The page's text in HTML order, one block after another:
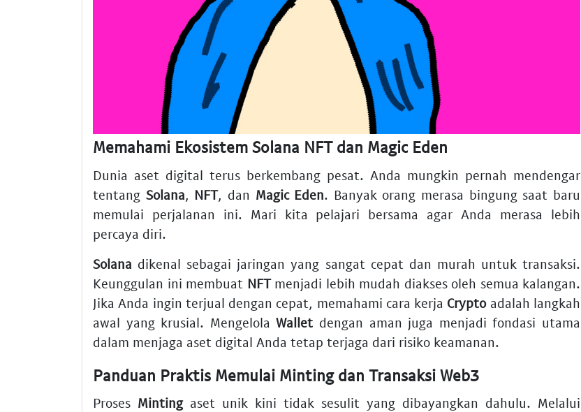
Memahami Ekosistem Solana NFT dan Magic Eden
Dunia aset digital terus berkembang pesat. Anda mungkin pernah mendengar
tentang Solana, NFT, dan Magic Eden. Banyak orang merasa bingung saat baru
memulai perjalanan ini. Mari kita pelajari bersama agar Anda merasa lebih
percaya diri.
Solana dikenal sebagai jaringan yang sangat cepat dan murah untuk transaksi.
Keunggulan ini membuat NFTmenjadi lebih mudah diakses oleh semua kalangan.
Jika Anda ingin terjual dengan cepat, memahami cara kerja Cryptoadalah langkah
awal yang krusial. MengelolaWallet dengan aman juga menjadi fondasi utama
dalam menjaga aset digital Anda tetap terjaga dari risiko keamanan.
Panduan Praktis Memulai Minting dan Transaksi Web3
Proses Mintingaset unik kini tidak sesulit yang dibayangkan dahulu. Melalui